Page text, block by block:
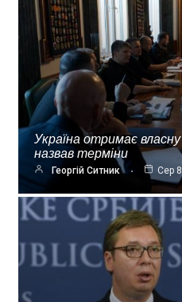
Україна отримає
назвав терміни
Георгій Ситник Сер